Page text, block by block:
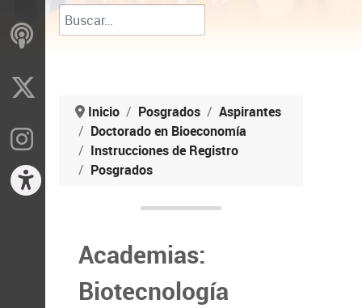
Inicio Posgrados
Aspirantes
Doctorado en Bioeconomía
Instrucciones de Registro
Posgrados
Academias:
Biotecnología
ivoox
Instragram